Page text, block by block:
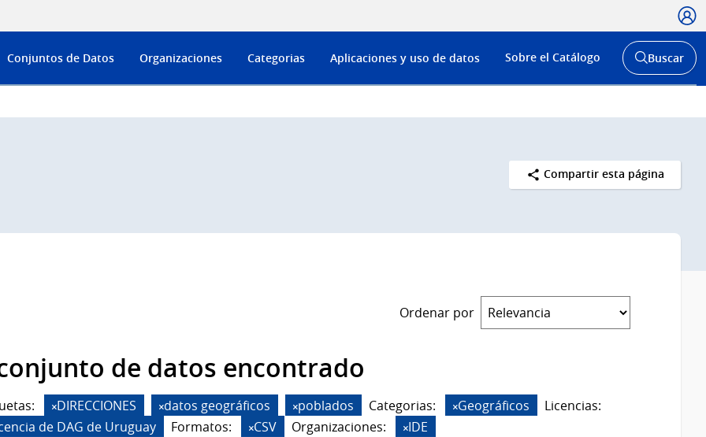
Menú
de
Conjuntos de Datos Organizaciones Categorias Aplicaciones y uso de datos Sobre el Catálogo
Abrir
buscador
Buscar
Compartir esta página
Ordenar por
de datos encontrado
DIRECCIONES datos geográficos poblados Categorias: Geográficos
Licencias:
de DAG de Uruguay
Formatos: CSV Organizaciones: IDE